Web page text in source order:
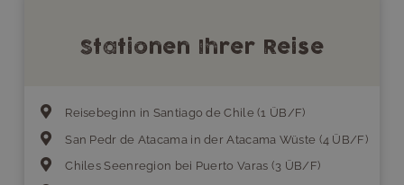
Stationen Ihrer Reise
Reisebeginn in Santiago de Chile (1 ÜB/F)
San Pedr de Atacama in der Atacama Wüste (4 ÜB/F)
Chiles Seenregion bei Puerto Varas (3 ÜB/F)